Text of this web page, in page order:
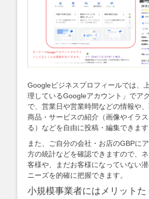
Googleビジネスプロフィールでは、
理しているGoogleアカウント」でア
で、営業日や営業時間などの情報や
商品・サービスの紹介（画像やイラ
る）などを自由に投稿・編集できます
また、ご自分の会社・お店のGBPに
方の統計などを確認できますので、
客様や、まだお客様になっていない
ニーズを的確に把握できます。
小規模事業者にはメリットた